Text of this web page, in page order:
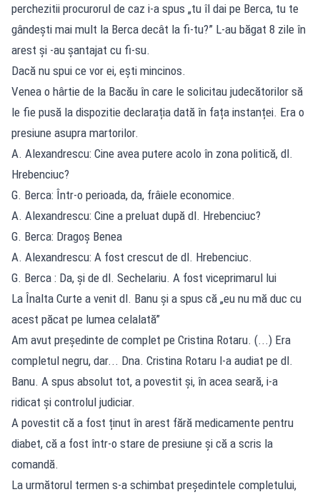
perchezitii procurorul de caz i-a spus „tu îl dai pe Berca, tu te
gândești mai mult la Berca decât la fi-tu?” L-au băgat 8 zile în
arest și -au șantajat cu fi-su.
Dacă nu spui ce vor ei, ești mincinos.
Venea o hârtie de la Bacău în care le solicitau judecătorilor să
le fie pusă la dispozitie declarația dată în fața instanței. Era o
presiune asupra martorilor.
A. Alexandrescu: Cine avea putere acolo în zona politică, dl.
Hrebenciuc?
G. Berca: Într-o perioada, da, frâiele economice.
A. Alexandrescu: Cine a preluat după dl. Hrebenciuc?
G. Berca: Dragoș Benea
A. Alexandrescu: A fost crescut de dl. Hrebenciuc.
G. Berca : Da, și de dl. Sechelariu. A fost viceprimarul lui
La Înalta Curte a venit dl. Banu și a spus că „eu nu mă duc cu
acest păcat pe lumea celalată”
Am avut președinte de complet pe Cristina Rotaru. (...) Era
completul negru, dar... Dna. Cristina Rotaru l-a audiat pe dl.
Banu. A spus absolut tot, a povestit și, în acea seară, i-a
ridicat și controlul judiciar.
A povestit că a fost ținut în arest fără medicamente pentru
diabet, că a fost într-o stare de presiune și că a scris la
comandă.
La următorul termen s-a schimbat președintele completului,